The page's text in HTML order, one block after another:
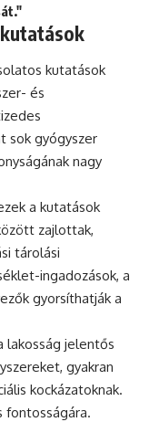
kutatások
és
sok gyógyszer
nagy
a kutatások
zajlottak,
tárolási
ingadozások, a
gyorsíthatják a
lakosság jelentős
gyakran
kockázatoknak.
fontosságára.